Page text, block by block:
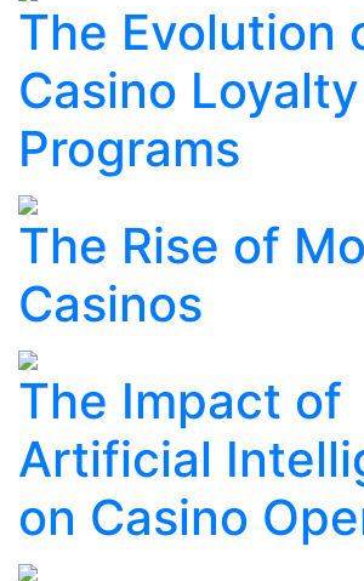
The Evolution
Casino Loyalty
Programs
The Rise of
Casinos
The Impact of
Artificial
on Casino